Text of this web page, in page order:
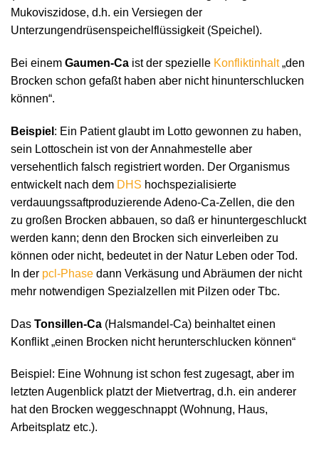
Mukoviszidose, d.h. ein Versiegen der
Unterzungendrüsenspeichelflüssigkeit (Speichel).
Bei einem Gaumen-Ca ist der spezielle Konfliktinhalt„den
Brocken schon gefaßt haben aber nicht hinunterschlucken
können“.
Beispiel : Ein Patient glaubt im Lotto gewonnen zu haben,
sein Lottoschein ist von der Annahmestelle aber
versehentlich falsch registriert worden. Der Organismus
entwickelt nach dem DHS hochspezialisierte
verdauungssaftproduzierende Adeno-Ca-Zellen, die den
zu großen Brocken abbauen, so daß er hinuntergeschluckt
werden kann; denn den Brocken sich einverleiben zu
können oder nicht, bedeutet in der Natur Leben oder Tod.
In der pcl-Phase dann Verkäsung und Abräumen der nicht
mehr notwendigen Spezialzellen mit Pilzen oder Tbc.
Das Tonsillen-Ca (Halsmandel-Ca) beinhaltet einen
Konflikt „einen Brocken nicht herunterschlucken können“
Beispiel: Eine Wohnung ist schon fest zugesagt, aber im
letzten Augenblick platzt der Mietvertrag, d.h. ein anderer
hat den Brocken weggeschnappt (Wohnung, Haus,
Arbeitsplatz etc.).